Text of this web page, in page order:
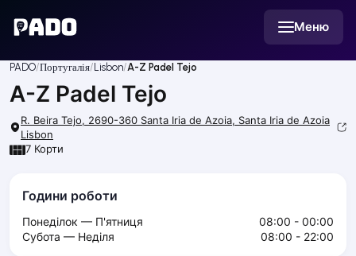
Меню
Українська
Русский
EnglishCities
Prague
Batumi
Kutaisi
Budapest
Arlamow
PADO Португалія Lisbon A-Z Padel Tejo
A-Z Padel Tejo
R. Beira Tejo, 2690-360 Santa Iria de Azoia, Santa Iria de Azoia
Lisbon
7 Корти
Години роботи
Понеділок — П'ятниця
08:00 - 00:00
Субота — Неділя
08:00 - 22:00